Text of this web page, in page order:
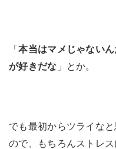
「本当はマメじゃない
が好きだな 」とか。
でも最初からツライな
ので、もちろんストレ